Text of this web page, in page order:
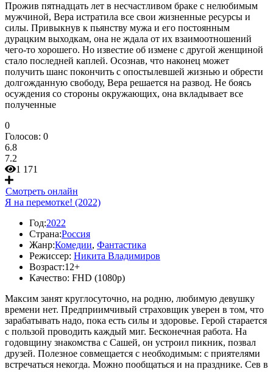
Прожив пятнадцать лет в несчастливом браке с нелюбимым
мужчиной, Вера истратила все свои жизненные ресурсы и
силы. Привыкнув к пьянству мужа и его постоянным
дурацким выходкам, она не ждала от их взаимоотношений
чего-то хорошего. Но известие об измене с другой женщиной
стало последней каплей. Осознав, что наконец может
получить шанс покончить с опостылевшей жизнью и обрести
долгожданную свободу, Вера решается на развод. Не боясь
осуждения со стороны окружающих, она вкладывает все
полученные
0
Голосов: 0
6.8
7.2
1 171
Смотреть онлайн
Я на перемотке! (2022)
Год:2022
Страна:Россия
Жанр:Комедии, Фантастика
Режиссер: Никита Владимиров
Возраст:12+
Качество: FHD (1080p)
Максим занят круглосуточно, на родню, любимую девушку
времени нет. Предприимчивый страховщик уверен в том, что
зарабатывать надо, пока есть силы и здоровье. Герой старается
с пользой проводить каждый миг. Бесконечная работа. На
годовщину знакомства с Сашей, он устроил пикник, позвал
друзей. Полезное совмещается с необходимым: с приятелями
встречаться некогда. Можно пообщаться и на празднике. Сев в